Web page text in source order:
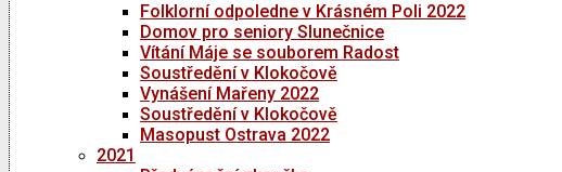
Folklorní odpoledne v Krásném Poli 2022
Domov pro seniory Slunečnice
Vítání Máje se souborem Radost
Soustředění v Klokočově
Vynášení Mařeny 2022
Soustředění v Klokočově
Masopust Ostrava 2022
2021